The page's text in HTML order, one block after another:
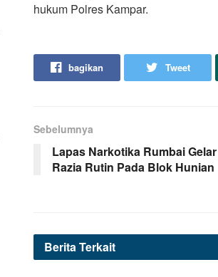
hukum Polres Kampar.
bagikan Tweet
Sebelumnya
Lapas Narkotika Rumbai Gelar
Razia Rutin Pada Blok Hunian
BeritaTerkait